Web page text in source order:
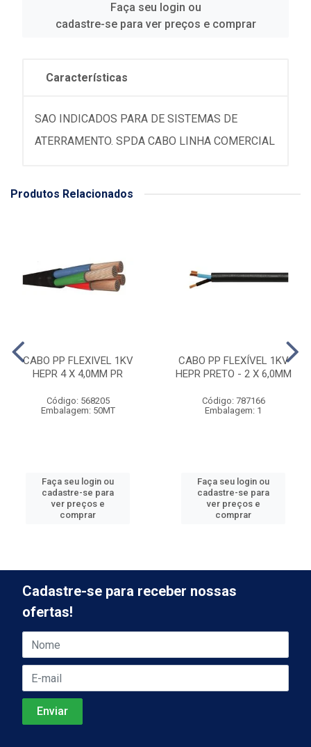
Faça seu login ou
cadastre-se para ver preços e comprar
Características
SAO INDICADOS PARA DE SISTEMAS DE
ATERRAMENTO. SPDA CABO LINHA COMERCIAL
Produtos Relacionados
CABO PP FLEXIVEL 1KV
HEPR 4 X 4,0MM PR
Código: 568205
Embalagem: 50MT
Faça seu login ou
cadastre-se para
ver preços e
comprar
CABO PP FLEXÍVEL 1KV
HEPR PRETO - 2 X 6,0MM
Código: 787166
Embalagem: 1
Faça seu login ou
cadastre-se para
ver preços e
comprar
Cadastre-se para receber nossas
ofertas!